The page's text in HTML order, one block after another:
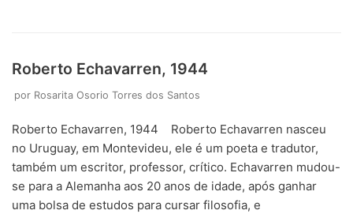
Roberto Echavarren, 1944
por Rosarita Osorio Torres dos Santos
Roberto Echavarren, 1944 Roberto Echavarren nasceu
no Uruguay, em Montevideu, ele é um poeta e tradutor,
também um escritor, professor, crítico. Echavarren mudou-
se para a Alemanha aos 20 anos de idade, após ganhar
uma bolsa de estudos para cursar filosofia, e